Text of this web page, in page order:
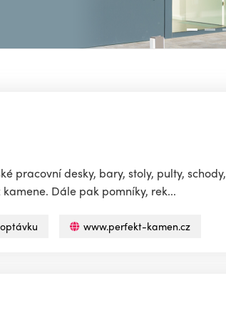
pracovní desky, bary, stoly, pulty,
Dále pak pomníky, rek...
www.perfekt-kamen.cz